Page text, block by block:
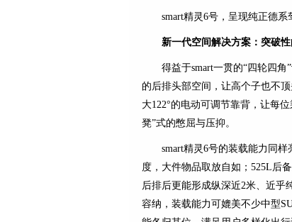
smart精灵6号，呈现纯正德系
新一代空间解决方案：突破
得益于smart一贯的“四轮四角
的后排头部空间，让高个子也不
大122°的电动可调节靠背，让每
凳”式的憋屈与压抑。
smart精灵6号的装载能力同
度，大件物品取放自如；525L后
后排后更能形成纵深近2米、近乎
容纳，装载能力可媲美不少中型